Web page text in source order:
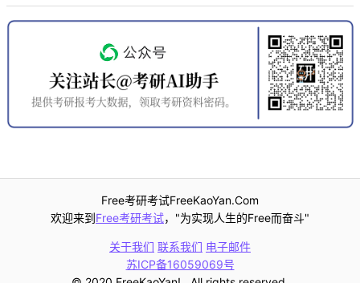
Free考研考试FreeKaoYan.Com
欢迎来到Free考研考试，"为实现人生的Free而奋斗"
关于我们 联系我们 电子邮件
苏ICP备16059069号